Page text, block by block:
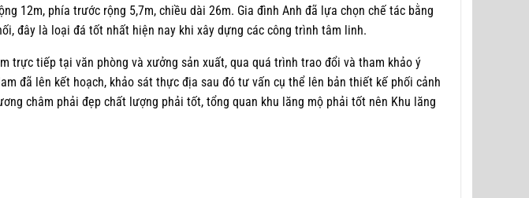
12m, phía trước rộng 5,7m, chiều dài 26m. Gia đình Anh đã lựa chọn chế tác bằng
đây là loại đá tốt nhất hiện nay khi xây dựng các công trình tâm linh.
trực tiếp tại văn phòng và xưởng sản xuất, qua quá trình trao đổi và tham khảo ý
đã lên kết hoạch, khảo sát thực địa sau đó tư vấn cụ thể lên bản thiết kế phối cảnh
châm phải đẹp chất lượng phải tốt, tổng quan khu lăng mộ phải tốt nên Khu lăng